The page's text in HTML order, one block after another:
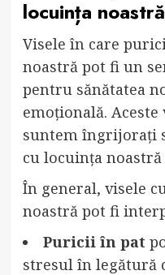
locuința noastră
Visele în care
noastră pot fi un
pentru sănătatea
emoțională.
suntem îngrijorați
cu locuința
În general, visele
noastră pot fi
Puricii în pat
stresul în legătură